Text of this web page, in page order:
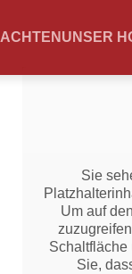
UNSER
Sie
Um auf
Schaltfläche
Sie,